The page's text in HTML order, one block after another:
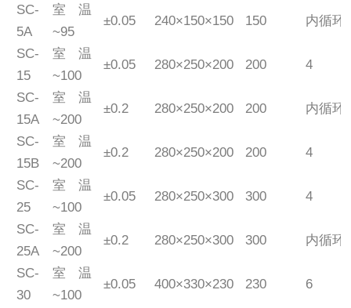
SC-
5A
室温
~95
±0.05 240×150×150 150 内循环
SC-
15
室温
~100
±0.05 280×250×200 200 4
SC-
15A
室温
~200
±0.2 280×250×200 200 内循环
SC-
15B
室温
~200
±0.2 280×250×200 200 4
SC-
25
室温
~100
±0.05 280×250×300 300 4
SC-
25A
室温
~200
±0.2 280×250×300 300 内循环
SC-
30
室温
~100
±0.05 400×330×230 230 6